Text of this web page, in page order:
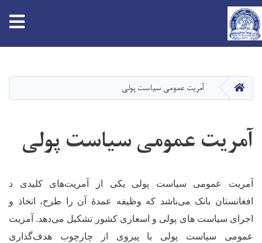
main
content
HOME آمریت عمومی سیاست پولی
آمریت عمومی سیاست پولی
آمریت عمومی سیاست پولی یکی از آمریت‌های کلیدی د
افغانستان بانک می‌باشد که وظیفه عمدۀ آن را طرح، اتخاذ و
اجرای سیاست‌ های پولی و اسعاری کشور تشکیل می‌دهد. آمریت
عمومی سیاست پولی با پیروی از چارچوب هدف‌گذاری